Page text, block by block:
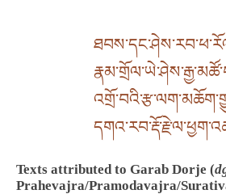
Texts attributed to Garab Dorje (
Prahevajra/Pramodavajra/